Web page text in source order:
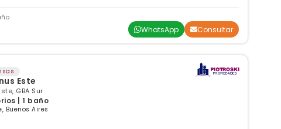
WhatsApp Consultar
Este
GBA Sur
| 1 baño
Buenos Aires